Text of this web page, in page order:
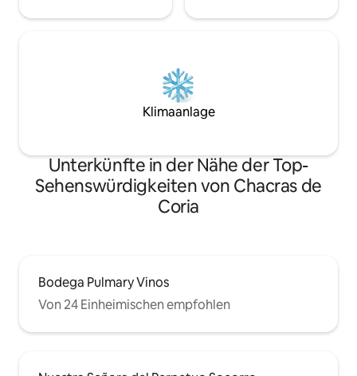
Klimaanlage
Unterkünfte in der Nähe der Top-
Sehenswürdigkeiten von Chacras de
Coria
Bodega Pulmary Vinos
Von 24 Einheimischen empfohlen